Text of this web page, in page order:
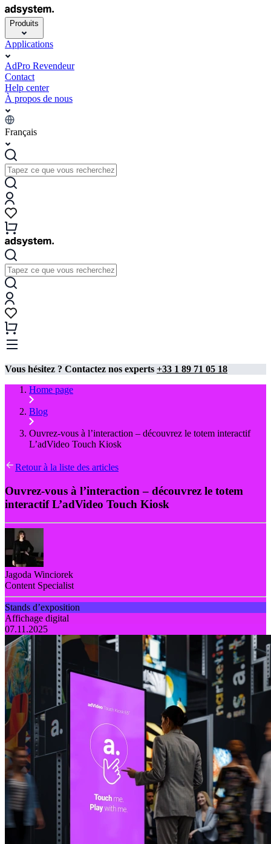
Produits
Applications
AdPro Revendeur
Contact
Help center
À propos de nous
Français
Vous hésitez ? Contactez nos experts +33 1 89 71 05 18
Home page
Blog
Ouvrez-vous à l’interaction – découvrez le totem interactif
L’adVideo Touch Kiosk
Retour à la liste des articles
Ouvrez-vous à l’interaction – découvrez le totem
interactif L’adVideo Touch Kiosk
Jagoda Winciorek
Content Specialist
Stands d’exposition
Affichage digital
07.11.2025